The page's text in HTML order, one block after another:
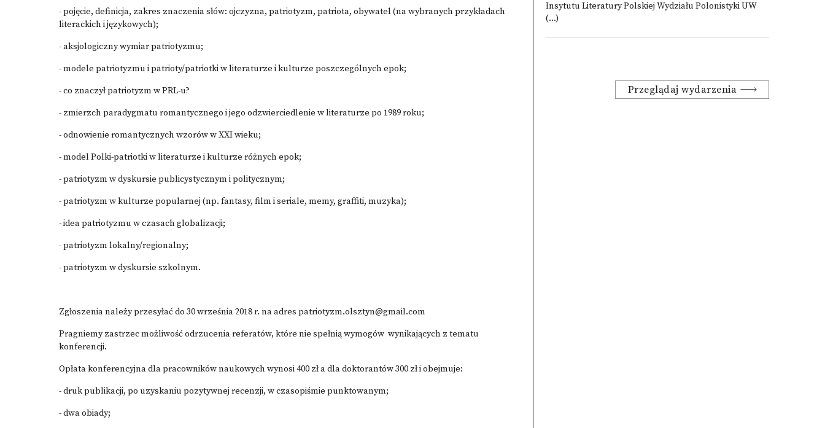
- pojęcie, definicja, zakres znaczenia słów: ojczyzna, patriotyzm, patriota, obywatel (na wybranych przykładach
literackich i językowych);
- aksjologiczny wymiar patriotyzmu;
- modele patriotyzmu i patrioty/patriotki w literaturze i kulturze poszczególnych epok;
- co znaczył patriotyzm w PRL-u?
- zmierzch paradygmatu romantycznego i jego odzwierciedlenie w literaturze po 1989 roku;
- odnowienie romantycznych wzorów w XXI wieku;
- model Polki-patriotki w literaturze i kulturze różnych epok;
- patriotyzm w dyskursie publicystycznym i politycznym;
- patriotyzm w kulturze popularnej (np. fantasy, film i seriale, memy, graffiti, muzyka);
- idea patriotyzmu w czasach globalizacji;
- patriotyzm lokalny/regionalny;
- patriotyzm w dyskursie szkolnym.
Zgłoszenia należy przesyłać do 30 września 2018 r. na adres patriotyzm.olsztyn@gmail.com
Pragniemy zastrzec możliwość odrzucenia referatów, które nie spełnią wymogów wynikających z tematu
konferencji.
Opłata konferencyjna dla pracowników naukowych wynosi 400 zł a dla doktorantów 300 zł i obejmuje:
- druk publikacji, po uzyskaniu pozytywnej recenzji, w czasopiśmie punktowanym;
- dwa obiady;
Insytutu Literatury Polskiej Wydziału Polonistyki UW
(...)
Przeglądaj wydarzenia